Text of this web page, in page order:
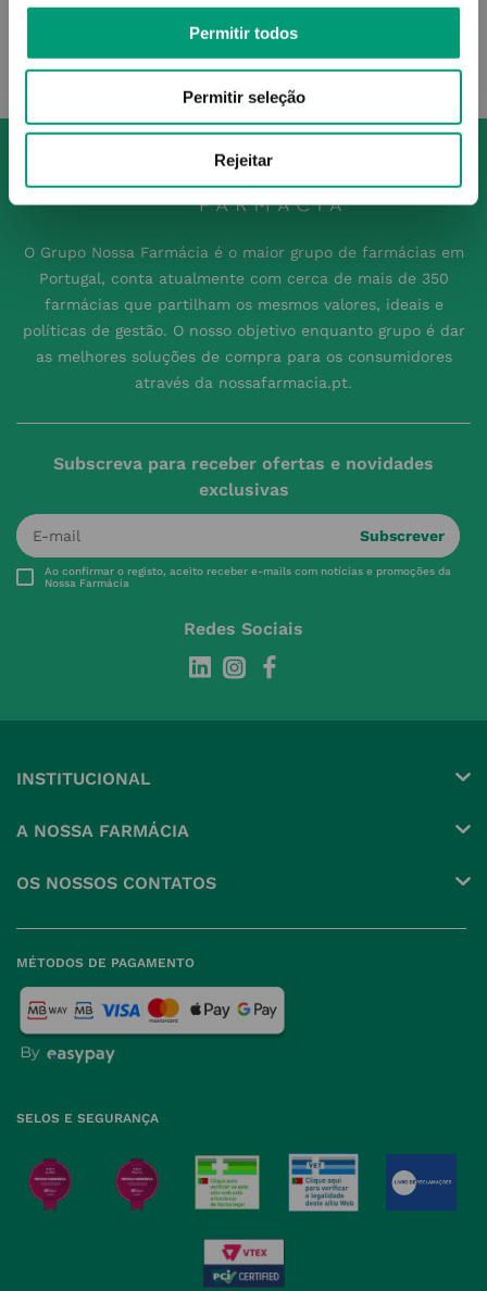
Permitir todos
Permitir seleção
Rejeitar
O Grupo Nossa Farmácia é o maior grupo de farmácias em
Portugal, conta atualmente com cerca de mais de 350
farmácias que partilham os mesmos valores, ideais e
políticas de gestão. O nosso objetivo enquanto grupo é dar
as melhores soluções de compra para os consumidores
através da nossafarmacia.pt.
Subscreva para receber ofertas e novidades
exclusivas
Subscrever
Ao confirmar o registo, aceito receber e-mails com notícias e promoções da
Nossa Farmácia
Redes Sociais
INSTITUCIONAL
A NOSSA FARMÁCIA
Política de Privacidade
Política de Cookies
Política de Devoluções
OS NOSSOS CONTATOS
Farmácias perto de si
MÉTODOS DE PAGAMENTO
SELOS E SEGURANÇA